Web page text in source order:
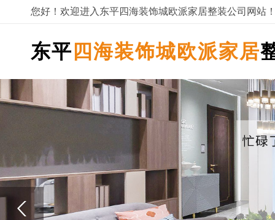
您好！欢迎进入东平四海装饰城欧派家居整装公司网站
东平 四海装饰城欧派家居